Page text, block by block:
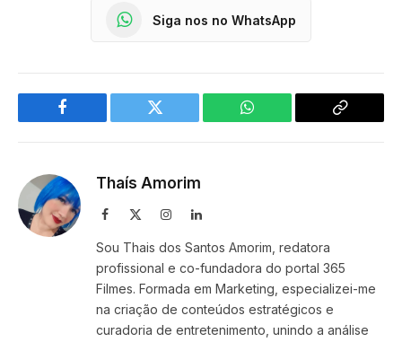
Siga nos no WhatsApp
Facebook Twitter WhatsApp
Copy
Thaís Amorim
Facebook InstagramLinkedIn
Sou Thais dos Santos Amorim, redatora
profissional e co-fundadora do portal 365
Filmes. Formada em Marketing, especializei-me
na criação de conteúdos estratégicos e
curadoria de entretenimento, unindo a análise